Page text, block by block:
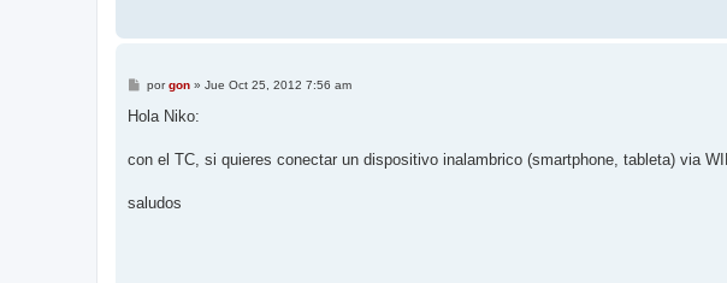
M
n
j
porgon» Jue Oct 25, 2012 7:56 am
Hola Niko:
con el TC, si quieres conectar un dispositivo inalambrico (smartphone, tableta) via
saludos